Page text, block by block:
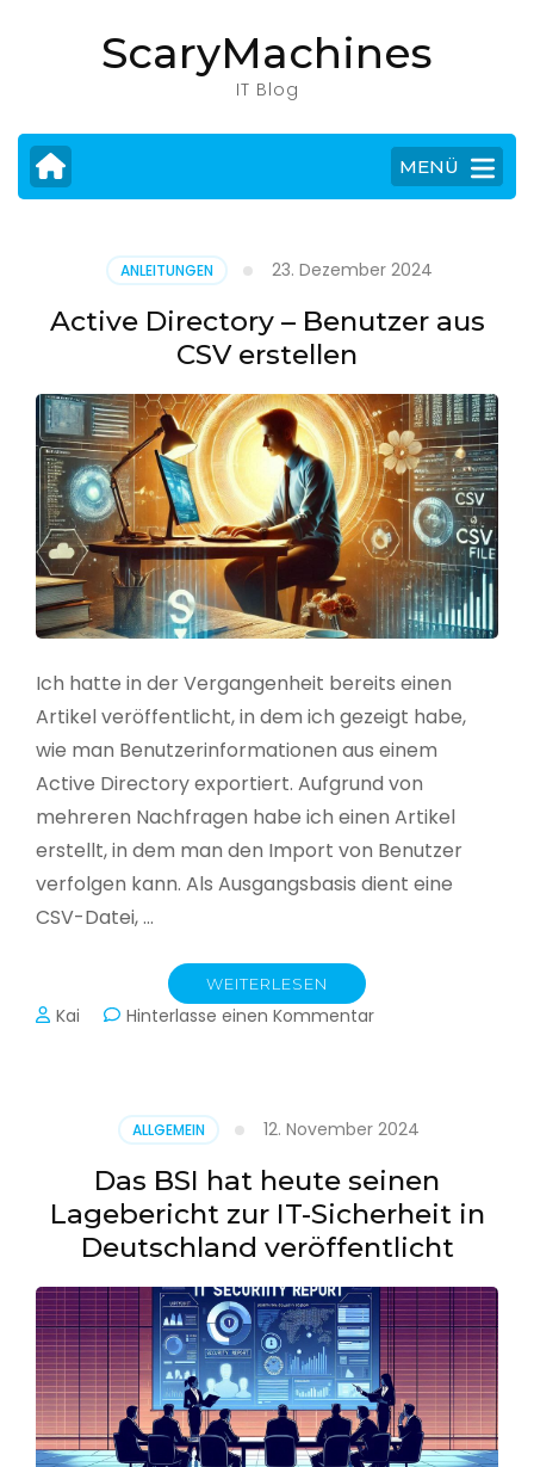
drücken)
ScaryMachines
IT Blog
MENÜ
ANLEITUNGEN 23. Dezember 2024
Active Directory – Benutzer aus
CSV erstellen
Ich hatte in der Vergangenheit bereits einen
Artikel veröffentlicht, in dem ich gezeigt habe,
wie man Benutzerinformationen aus einem
Active Directory exportiert. Aufgrund von
mehreren Nachfragen habe ich einen Artikel
erstellt, in dem man den Import von Benutzer
verfolgen kann. Als Ausgangsbasis dient eine
CSV-Datei, …
WEITERLESEN
Kai Hinterlasse einen Kommentarzu
aus
CSV
erstellen
ALLGEMEIN 12. November 2024
Das BSI hat heute seinen
Lagebericht zur IT-Sicherheit in
Deutschland veröffentlicht